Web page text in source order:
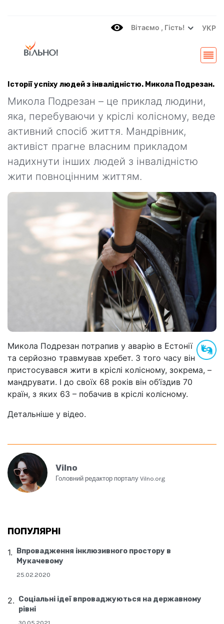
Вітаємo , Гість! УКР
Історії успіху людей з інвалідністю. Микола Подрезан.
Микола Подрезан – це приклад людини,
яка, перебуваючи у кріслі колісному, веде
активний спосіб життя. Мандрівник,
активіст прагне власним прикладом
надихнути інших людей з інвалідністю
жити повноцінним життям.
Микола Подрезан потрапив у аварію в Естонії
та серйозно травмував хребет. З того часу він
пристосувався жити в кріслі колісному, зокрема, –
мандрувати. І до своїх 68 років він об’їздив 70
країн, з яких 63 – побачив в кріслі колісному.
Детальніше у відео.
Vilno
Головний редактор порталу Vilno.org
ПОПУЛЯРНІ
Впровадження інклюзивного простору в
Мукачевому
25.02.2020
Соціальні ідеї впроваджуються на державному
рівні